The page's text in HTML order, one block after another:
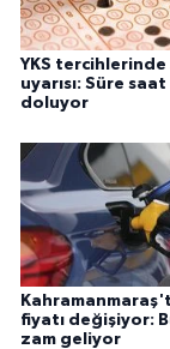
YKS tercihlerinde
uyarısı: Süre
doluyor
fiyatı değişiyor:
zam geliyor